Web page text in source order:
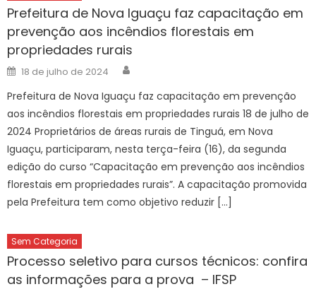
Prefeitura de Nova Iguaçu faz c​apacitação em
prevenção aos incêndios florestais em
propriedades rurais
Posted
on
18 de julho de 2024
Prefeitura de Nova Iguaçu faz c​apacitação em prevenção
aos incêndios florestais em propriedades rurais 18 de julho de
2024 Proprietários de áreas rurais de Tinguá, em Nova
Iguaçu, participaram, nesta terça-feira (16), da segunda
edição do curso “Capacitação em prevenção aos incêndios
florestais em propriedades rurais”. A capacitação promovida
pela Prefeitura tem como objetivo reduzir […]
Sem Categoria
Processo seletivo para cursos técnicos: confira
as informações para a prova – IFSP